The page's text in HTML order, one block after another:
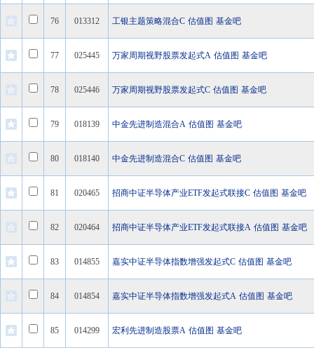
76 013312 工银主题策略混合C 估值图 基金吧
77 025445 万家周期视野股票发起式A 估值图 基金吧
78 025446 万家周期视野股票发起式C 估值图 基金吧
79 018139 中金先进制造混合A 估值图 基金吧
80 018140 中金先进制造混合C 估值图 基金吧
81 020465 招商中证半导体产业ETF发起式联接C 估值图 基金吧
82 020464 招商中证半导体产业ETF发起式联接A 估值图 基金吧
83 014855 嘉实中证半导体指数增强发起式C 估值图 基金吧
84 014854 嘉实中证半导体指数增强发起式A 估值图 基金吧
85 014299 宏利先进制造股票A 估值图 基金吧